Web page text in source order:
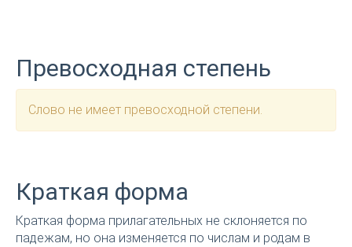
Превосходная степень
Слово не имеет превосходной степени.
Краткая форма
Краткая форма прилагательных не склоняется по
падежам, но она изменяется по числам и родам в